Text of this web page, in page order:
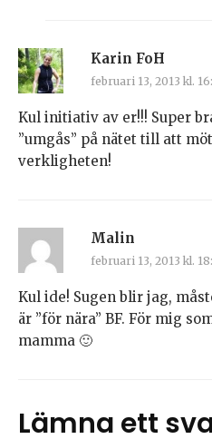
Karin FoH
februari 13, 2013 kl.
Kul initiativ av er!!! Super
”umgås” på nätet till att
verkligheten!
Malin
februari 13, 2013 kl.
Kul ide! Sugen blir jag,
är ”för nära” BF. För mig
mamma 🙂
Lämna ett